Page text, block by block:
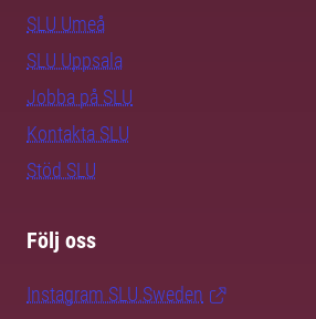
SLU Umeå
SLU Uppsala
Jobba på SLU
Kontakta SLU
Stöd SLU
Följ oss
Instagram SLU.Sweden